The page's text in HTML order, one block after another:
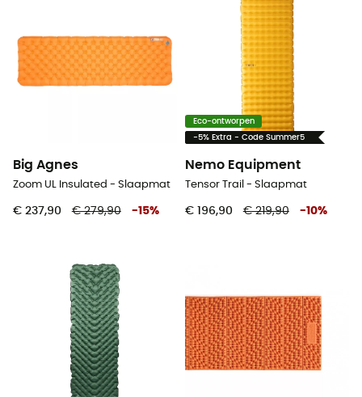
Big Agnes
Zoom UL Insulated - Slaapmat
€ 237,90 € 279,90 -15%
Eco-ontworpen
-5% Extra - Code Summer5
Nemo Equipment
Tensor Trail - Slaapmat
€ 196,90 € 219,90 -10%